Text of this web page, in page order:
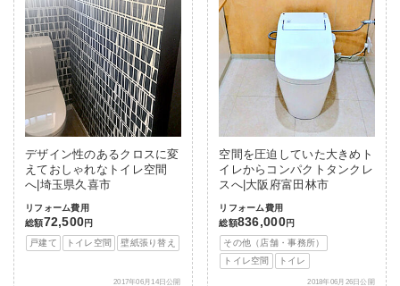
デザイン性のあるクロスに変
えておしゃれなトイレ空間
へ|埼玉県久喜市
リフォーム費用
総額72,500円
戸建て
トイレ空間 壁紙張り替え
2017年06月14日公開
空間を圧迫していた大きめト
イレからコンパクトタンクレ
スへ|大阪府富田林市
リフォーム費用
総額836,000円
その他（店舗・事務所）
トイレ空間
トイレ
2018年06月26日公開